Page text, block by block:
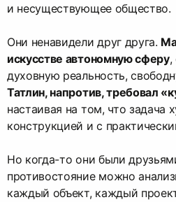
и несуществующее общество.
Они ненавидели друг друга.
искусстве автономную сферу,
духовную реальность,
Татлин, напротив, требовал
настаивая на том, что задача
конструкцией и с
Но когда-то они были
противостояние можно
каждый объект, каждый